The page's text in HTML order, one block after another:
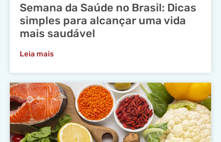
Semana da Saúde no Brasil: Dicas
simples para alcançar uma vida
mais saudável
Leia mais